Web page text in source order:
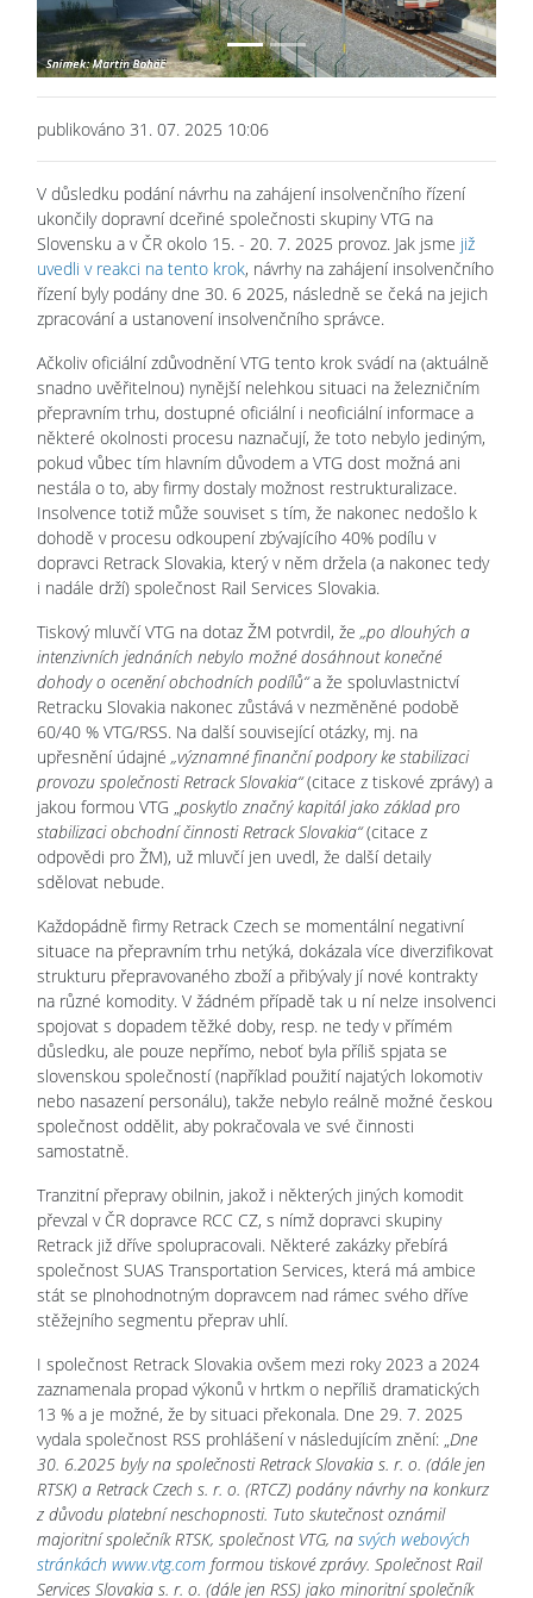
publikováno 31. 07. 2025 10:06
V důsledku podání návrhu na zahájení insolvenčního řízení
ukončily dopravní dceřiné společnosti skupiny VTG na
Slovensku a v ČR okolo 15. - 20. 7. 2025 provoz. Jak jsme již
uvedli v reakci na tento krok, návrhy na zahájení insolvenčního
řízení byly podány dne 30. 6 2025, následně se čeká na jejich
zpracování a ustanovení insolvenčního správce.
Ačkoliv oficiální zdůvodnění VTG tento krok svádí na (aktuálně
snadno uvěřitelnou) nynější nelehkou situaci na železničním
přepravním trhu, dostupné oficiální i neoficiální informace a
některé okolnosti procesu naznačují, že toto nebylo jediným,
pokud vůbec tím hlavním důvodem a VTG dost možná ani
nestála o to, aby firmy dostaly možnost restrukturalizace.
Insolvence totiž může souviset s tím, že nakonec nedošlo k
dohodě v procesu odkoupení zbývajícího 40% podílu v
dopravci Retrack Slovakia, který v něm držela (a nakonec tedy
i nadále drží) společnost Rail Services Slovakia.
Tiskový mluvčí VTG na dotaz ŽM potvrdil, že „po dlouhých a
intenzivních jednáních nebylo možné dosáhnout konečné
dohody o ocenění obchodních podílů“a že spoluvlastnictví
Retracku Slovakia nakonec zůstává v nezměněné podobě
60/40 % VTG/RSS. Na další související otázky, mj. na
upřesnění údajné „významné finanční podpory ke stabilizaci
provozu společnosti Retrack Slovakia“(citace z tiskové zprávy) a
jakou formou VTG „poskytlo značný kapitál jako základ pro
stabilizaci obchodní činnosti Retrack Slovakia“(citace z
odpovědi pro ŽM), už mluvčí jen uvedl, že další detaily
sdělovat nebude.
Každopádně firmy Retrack Czech se momentální negativní
situace na přepravním trhu netýká, dokázala více diverzifikovat
strukturu přepravovaného zboží a přibývaly jí nové kontrakty
na různé komodity. V žádném případě tak u ní nelze insolvenci
spojovat s dopadem těžké doby, resp. ne tedy v přímém
důsledku, ale pouze nepřímo, neboť byla příliš spjata se
slovenskou společností (například použití najatých lokomotiv
nebo nasazení personálu), takže nebylo reálně možné českou
společnost oddělit, aby pokračovala ve své činnosti
samostatně.
Tranzitní přepravy obilnin, jakož i některých jiných komodit
převzal v ČR dopravce RCC CZ, s nímž dopravci skupiny
Retrack již dříve spolupracovali. Některé zakázky přebírá
společnost SUAS Transportation Services, která má ambice
stát se plnohodnotným dopravcem nad rámec svého dříve
stěžejního segmentu přeprav uhlí.
I společnost Retrack Slovakia ovšem mezi roky 2023 a 2024
zaznamenala propad výkonů v hrtkm o nepříliš dramatických
13 % a je možné, že by situaci překonala. Dne 29. 7. 2025
vydala společnost RSS prohlášení v následujícím znění: „Dne
30. 6.2025 byly na společnosti Retrack Slovakia s. r. o. (dále jen
RTSK) a Retrack Czech s. r. o. (RTCZ) podány návrhy na konkurz
z důvodu platební neschopnosti. Tuto skutečnost oznámil
majoritní společník RTSK, společnost VTG, na svých webových
stránkách www.vtg.com formou tiskové zprávy. Společnost Rail
Services Slovakia s. r. o. (dále jen RSS) jako minoritní společník